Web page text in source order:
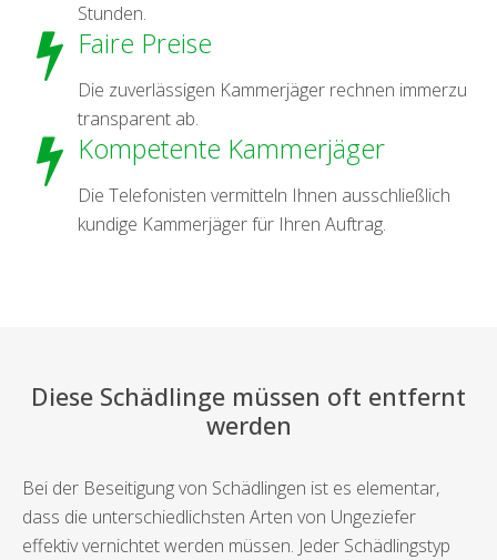
Stunden.
Faire Preise
Die zuverlässigen Kammerjäger rechnen immerzu
transparent ab.
Kompetente Kammerjäger
Die Telefonisten vermitteln Ihnen ausschließlich
kundige Kammerjäger für Ihren Auftrag.
Diese Schädlinge müssen oft entfernt
werden
Bei der Beseitigung von Schädlingen ist es elementar,
dass die unterschiedlichsten Arten von Ungeziefer
effektiv vernichtet werden müssen. Jeder Schädlingstyp